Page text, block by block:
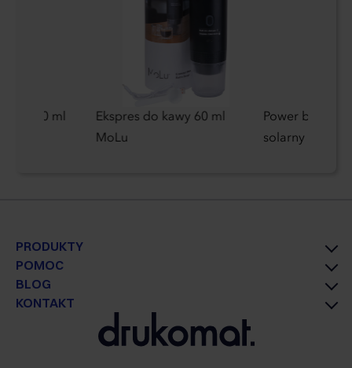
600 ml
Ekspres do kawy 60 ml
MoLu
Power bank
solarny
PRODUKTY
POMOC
BLOG
KONTAKT